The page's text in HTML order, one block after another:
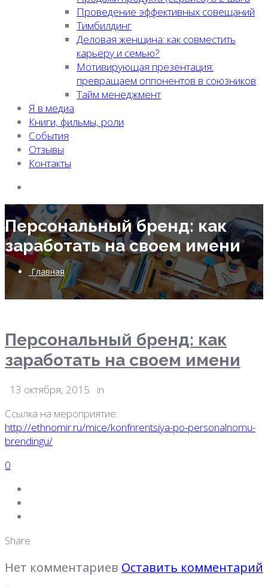
Проведение эффективных совещаний
Тимбилдинг
Деловая женщина: как совместить
карьеру и семью?
Мотивирующая презентация:
превращаем оппонентов в союзников
Тайм менеджмент
Я в медиа
Книги, фильмы, роли
События
Отзывы
Контакты
Персональный бренд: как
заработать на своем имени
Главная
Персональный бренд: как
заработать на своем имени
13 октября, 2015
in
Ссылка на мероприятие:
http://ethnomir.ru/mice/konfnrentsiya-po-personalnomu-
brendingu/
0
Share
Нет комментариев Оставить комментарий